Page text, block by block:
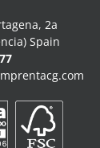
2a
Spain